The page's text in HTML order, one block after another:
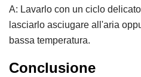
A: Lavarlo con un ciclo
lasciarlo asciugare all'aria
bassa temperatura.
Conclusione